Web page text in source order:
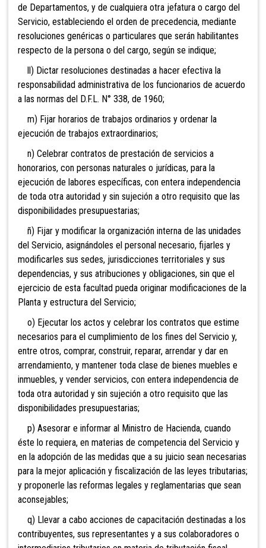
de Departamentos, y de cualquiera otra jefatura o cargo del
Servicio, estableciendo el orden de precedencia, mediante
resoluciones genéricas o particulares que serán habilitantes
respecto de la persona o del cargo, según se indique;
ll) Dictar resoluciones destinadas a hacer efectiva la
responsabilidad administrativa de los funcionarios de acuerdo
a las normas del D.F.L. N° 338, de 1960;
m) Fijar horarios de trabajos ordinarios y ordenar la
ejecución de trabajos extraordinarios;
n) Celebrar contratos de prestación de servicios a
honorarios, con personas naturales o jurídicas, para la
ejecución de labores específicas, con entera independencia
de toda otra autoridad y sin sujeción a otro requisito que las
disponibilidades presupuestarias;
ñ) Fijar y modificar la organización interna de las unidades
del Servicio, asignándoles el personal necesario, fijarles y
modificarles sus sedes, jurisdicciones territoriales y sus
dependencias, y sus atribuciones y obligaciones, sin que el
ejercicio de esta facultad pueda originar modificaciones de la
Planta y estructura del Servicio;
o) Ejecutar los actos y celebrar los contratos que estime
necesarios para el cumplimiento de los fines del Servicio y,
entre otros, comprar, construir, reparar, arrendar y dar en
arrendamiento, y mantener toda clase de bienes muebles e
inmuebles, y vender servicios, con entera independencia de
toda otra autoridad y sin sujeción a otro requisito que las
disponibilidades presupuestarias;
p) Asesorar e informar al Ministro de Hacienda, cuando
éste lo requiera, en materias de competencia del Servicio y
en la adopción de las medidas que a su juicio sean necesarias
para la mejor aplicación y fiscalización de las leyes tributarias;
y proponerle las reformas legales y reglamentarias que sean
aconsejables;
q) Llevar a cabo acciones de capacitación destinadas a los
contribuyentes, sus representantes y a sus colaboradores o